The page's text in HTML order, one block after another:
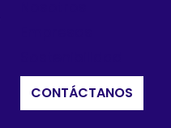
CONTÁCTANOS